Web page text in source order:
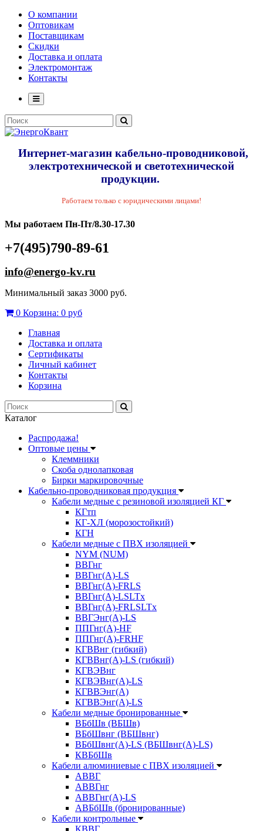
О компании
Оптовикам
Поставщикам
Скидки
Доставка и оплата
Электромонтаж
Контакты
Интернет-магазин кабельно-проводниковой,
электротехнической и светотехнической
продукции.
Работаем только с юридическими лицами!
Мы работаем Пн-Пт/8.30-17.30
+7(495)790-89-61
info@energo-kv.ru
Минимальный заказ 3000 руб.
0 Корзина: 0 руб
Главная
Доставка и оплата
Сертификаты
Личный кабинет
Контакты
Корзина
Каталог
Распродажа!
Оптовые цены
Клеммники
Скоба однолапковая
Бирки маркировочные
Кабельно-проводниковая продукция
Кабели медные с резиновой изоляцией КГ
КГтп
КГ-ХЛ (морозостойкий)
КГН
Кабели медные с ПВХ изоляцией
NYM (NUM)
ВВГнг
ВВГнг(А)-LS
ВВГнг(А)-FRLS
ВВГнг(A)-LSLTx
ВВГнг(A)-FRLSLTx
ВВГЭнг(А)-LS
ППГнг(А)-HF
ППГнг(А)-FRHF
КГВВнг (гибкий)
КГВВнг(А)-LS (гибкий)
КГВЭВнг
КГВЭВнг(А)-LS
КГВВЭнг(А)
КГВВЭнг(А)-LS
Кабели медные бронированные
ВБбШв (ВБШв)
ВБбШвнг (ВБШвнг)
ВБбШвнг(А)-LS (ВБШвнг(А)-LS)
КВБбШв
Кабели алюминиевые с ПВХ изоляцией
АВВГ
АВВГнг
АВВГнг(А)-LS
АВБбШв (бронированные)
Кабели контрольные
КВВГ